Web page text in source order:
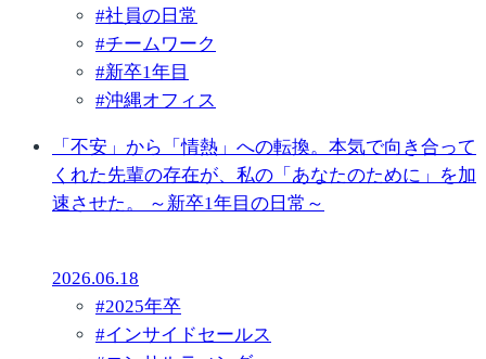
#社員の日常
#チームワーク
#新卒1年目
#沖縄オフィス
「不安」から「情熱」への転換。本気で向き合って
くれた先輩の存在が、私の「あなたのために」を加
速させた。 ～新卒1年目の日常～
2026.06.18
#2025年卒
#インサイドセールス